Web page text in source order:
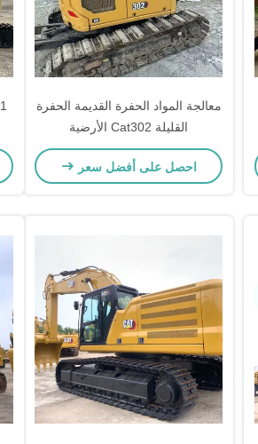
معالجة المواد الحفرة القديمة الحفرة
القليلة Cat302 الأرضية
احصل على أفضل سعر